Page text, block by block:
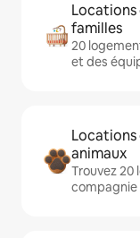
Locations
familles
20
et des
Locations
animaux
Trouvez
compagnie